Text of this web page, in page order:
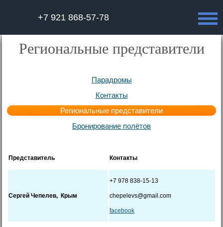
+7 921 868-57-78
Региональные представители
Парадромы
Контакты
Региональные представители
Бронирование полётов
Представитель Контакты
Сергей Чепелев, Крым
+7 978 838-15-13
chepelevs@gmail.com
facebook